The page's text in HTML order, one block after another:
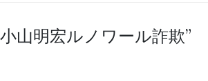
小山明宏ルノワール詐欺”